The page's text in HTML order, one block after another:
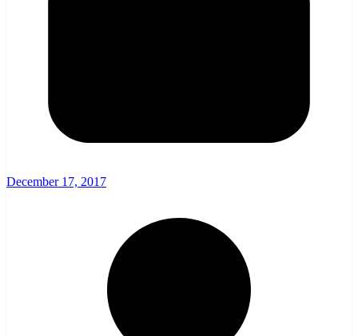
December 17, 2017